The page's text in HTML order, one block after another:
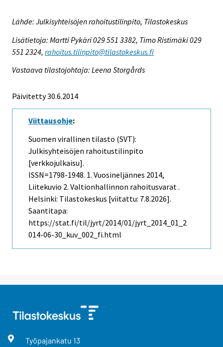
Lähde: Julkisyhteisöjen rahoitustilinpito, Tilastokeskus
Lisätietoja: Martti Pykäri 029 551 3382, Timo Ristimäki 029
551 2324, rahoitus.tilinpito@tilastokeskus.fi
Vastaava tilastojohtaja: Leena Storgårds
Päivitetty 30.6.2014
Viittausohje:
Suomen virallinen tilasto (SVT):
Julkisyhteisöjen rahoitustilinpito
[verkkojulkaisu].
ISSN=1798-1948. 1. Vuosineljännes 2014,
Liitekuvio 2. Valtionhallinnon rahoitusvarat .
Helsinki: Tilastokeskus [viitattu: 7.8.2026].
Saantitapa:
https://stat.fi/til/jyrt/2014/01/jyrt_2014_01_2
014-06-30_kuv_002_fi.html
Työpajankatu 13